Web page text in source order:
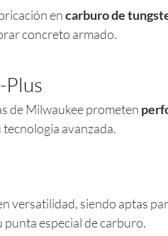
encarburo de
concreto armado.
Plus
de Milwaukee prometen
avanzada.
versatilidad, siendo aptas
punta especial de carburo.